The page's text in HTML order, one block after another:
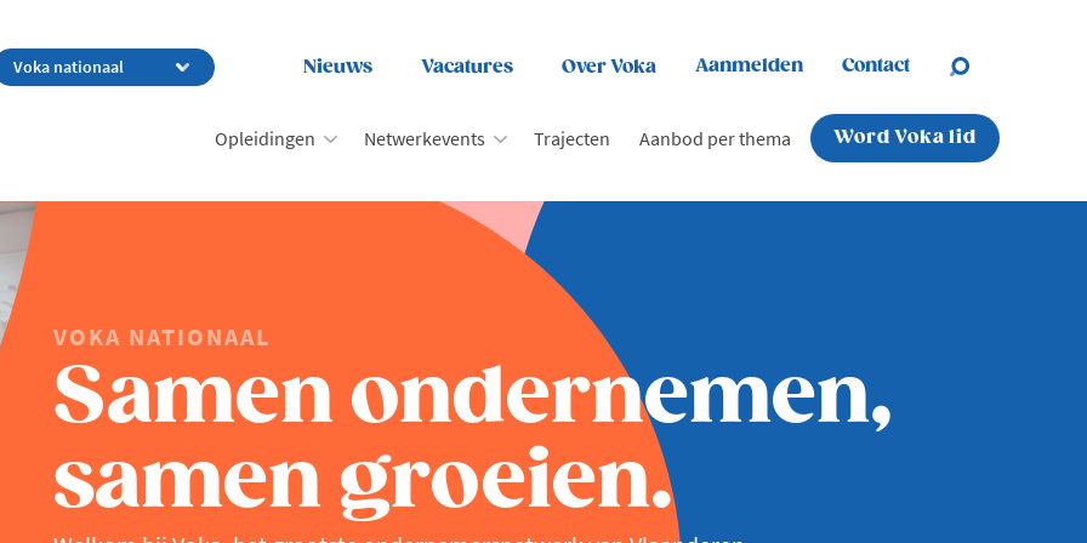
Nieuws Vacatures Over Voka Aanmelden Contact
Opleidingen Netwerkevents Trajecten Aanbod per thema Word Voka lid
VOKA NATIONAAL
Samen ondernemen,
samen groeien.